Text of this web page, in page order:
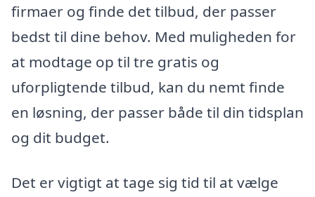
firmaer og finde det tilbud, der passer
bedst til dine behov. Med muligheden for
at modtage op til tre gratis og
uforpligtende tilbud, kan du nemt finde
en løsning, der passer både til din tidsplan
og dit budget.
Det er vigtigt at tage sig tid til at vælge